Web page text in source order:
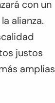
con un
alianza.
justos
amplias